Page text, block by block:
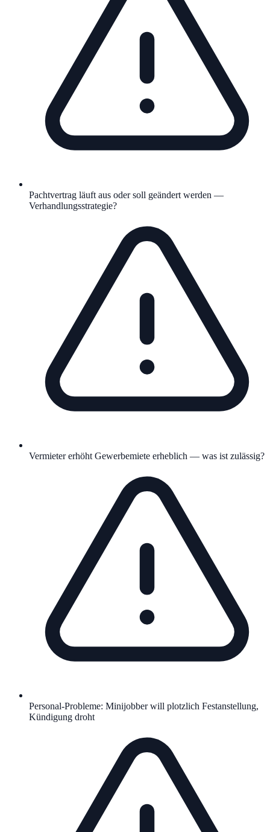
Pachtvertrag läuft aus oder soll geändert werden —
Verhandlungsstrategie?
Vermieter erhöht Gewerbemiete erheblich — was ist zulässig?
Personal-Probleme: Minijobber will plotzlich Festanstellung,
Kündigung droht